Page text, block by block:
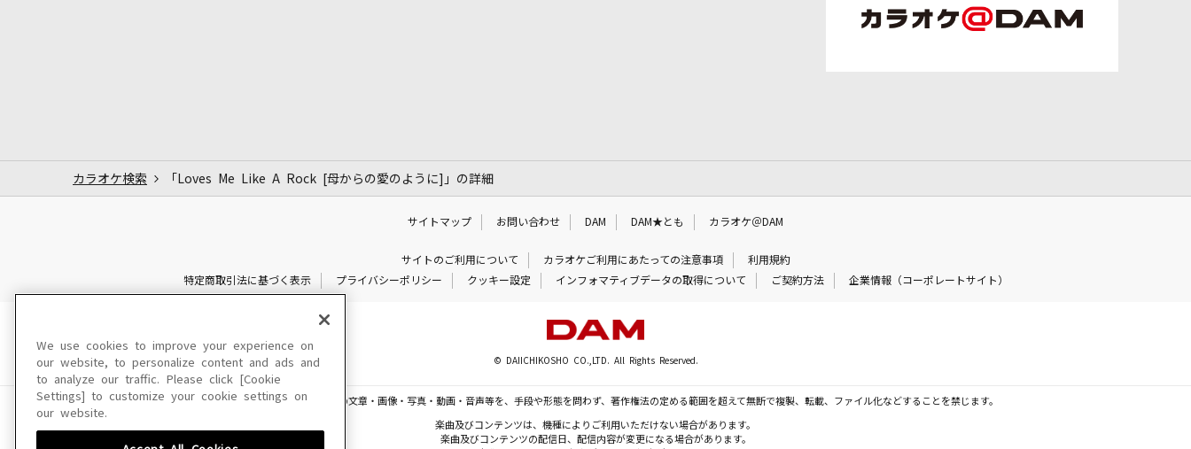
カラオケ検索 「Loves Me Like A Rock [母からの愛のように]」の詳細
サイトマップ お問い合わせ DAM DAM★とも カラオケ＠DAM
サイトのご利用について カラオケご利用にあたっての注意事項
利用規約
特定商取引法に基づく表示
プライバシーポリシー クッキー設定 インフォマティブデータの取得について ご契約方法 企業情報（コーポレートサイト）
© DAIICHIKOSHO CO.,LTD. All Rights Reserved.
このサイトに掲載されている一切の文章・画像・写真・動画・音声等を、手段や形態を問わず、著作権法の定める範囲を超えて無断で複製、転載、ファイル化などすることを禁じます。
楽曲及びコンテンツは、機種によりご利用いただけない場合があります。
楽曲及びコンテンツの配信日、配信内容が変更になる場合があります。
We use cookies to improve your experience on
our website, to personalize content and ads and
to analyze our traffic. Please click [Cookie
Settings] to customize your cookie settings on
our website.